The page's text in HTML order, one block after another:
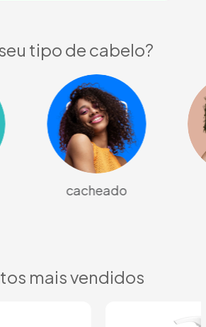
tipo de cabelo?
cacheado
mais vendidos